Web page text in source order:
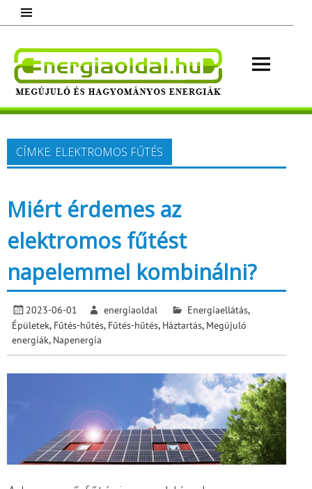
content
Megújuló és hagyományos energiák.
Minden, ami energia!
CÍMKE: ELEKTROMOS FŰTÉS
Miért érdemes az
elektromos fűtést
napelemmel kombinálni?
2023-06-01 energiaoldal Energiaellátás,
Épületek, Fűtés-hűtés, Fűtés-hűtés, Háztartás, Megújuló
energiák, Napenergia